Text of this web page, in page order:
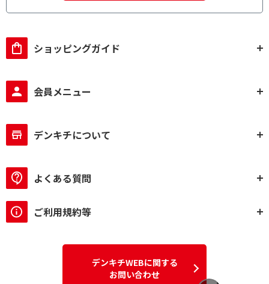
ショッピングガイド
会員メニュー
デンキチについて
よくある質問
ご利用規約等
デンキチWEBに関する
お問い合わせ